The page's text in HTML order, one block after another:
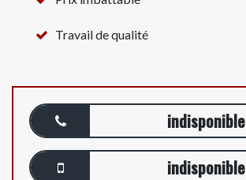
Travail de qualité
indisponible
indisponible